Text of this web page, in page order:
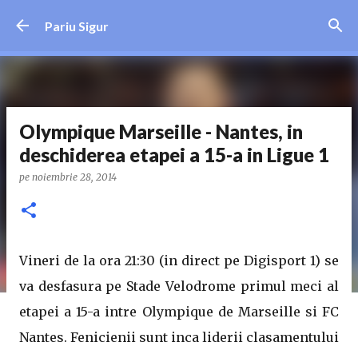
Treceți la conținutul principal
Pariu Sigur
Olympique Marseille - Nantes, in
deschiderea etapei a 15-a in Ligue 1
pe noiembrie 28, 2014
Vineri de la ora 21:30 (in direct pe Digisport 1) se
va desfasura pe Stade Velodrome primul meci al
etapei a 15-a intre Olympique de Marseille si FC
Nantes. Fenicienii sunt inca liderii clasamentului